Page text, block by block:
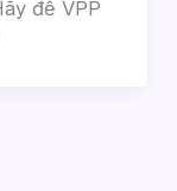
để VPP